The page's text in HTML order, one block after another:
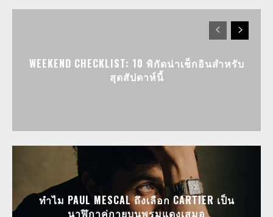
WEEKEND CHECKLIST: 10 พิกัดน่าเช็กอินสำหรับ
สุดสัปดาห์นี้
ทำไม PAUL MESCAL ถึงเลือก CARTIER เป็น
นาฬิกาคู่กายบนพรมแดงเสมอ